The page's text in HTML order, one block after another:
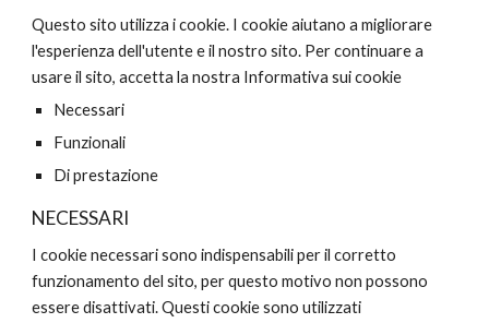
Questo sito utilizza i cookie. I cookie aiutano a migliorare
l'esperienza dell'utente e il nostro sito. Per continuare a
usare il sito, accetta la nostra Informativa sui cookie
Necessari
Funzionali
Di prestazione
NECESSARI
I cookie necessari sono indispensabili per il corretto
funzionamento del sito, per questo motivo non possono
essere disattivati. Questi cookie sono utilizzati